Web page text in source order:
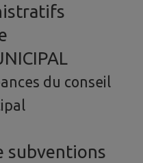
du conseil
subventions